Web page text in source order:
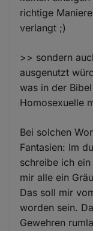
richtige
verlangt ;)
>> sondern
ausgenutzt
was in der
Homosexuelle
Bei solchen
Fantasien: Im
schreibe ich
mir alle ein
Das soll mir
worden sein.
Gewehren